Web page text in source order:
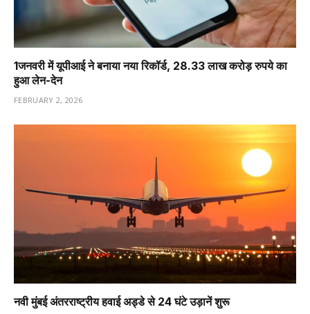
1️जनवरी में यूपीआई ने बनाया नया रिकॉर्ड, 28.33 लाख करोड़ रुपये का
हुआ लेन-देन
FEBRUARY 2, 2026
नवी मुंबई अंतरराष्ट्रीय हवाई अड्डे से 24 घंटे उड़ानें शुरू